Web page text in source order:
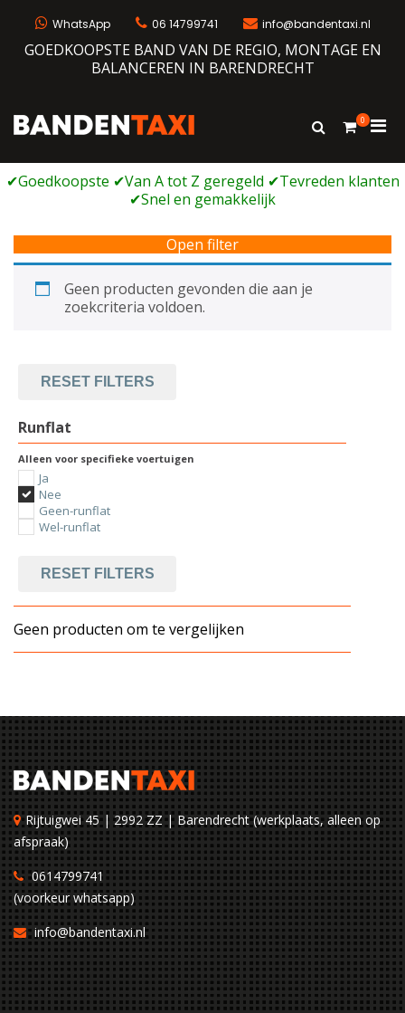
WhatsApp 06 14799741 info@bandentaxi.nl
GOEDKOOPSTE BAND VAN DE REGIO, MONTAGE EN
BALANCEREN IN BARENDRECHT
Bandengarage met eigen webshop
Toon
0
voor
Open filter
Geen producten gevonden die aan je
zoekcriteria voldoen.
RESET FILTERS
Runflat
Alleen voor specifieke voertuigen
Ja
Nee
Geen-runflat
Wel-runflat
RESET FILTERS
Geen producten om te vergelijken
Rijtuigwei 45 | 2992 ZZ | Barendrecht (werkplaats, alleen op
afspraak)
0614799741
(voorkeur whatsapp)
info@bandentaxi.nl